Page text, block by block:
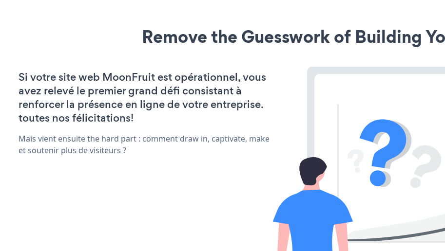
Remove the Guesswork of Building
Si votre site web MoonFruit est opérationnel, vous
avez relevé le premier grand défi consistant à
renforcer la présence en ligne de votre entreprise.
toutes nos félicitations!
Mais vient ensuite the hard part : comment draw in, captivate, make
et soutenir plus de visiteurs ?